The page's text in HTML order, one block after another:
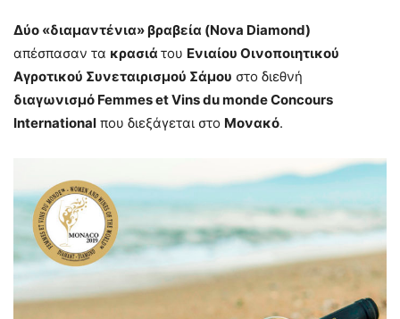
Δύο «διαμαντένια» βραβεία (Nova Diamond)
απέσπασαν τα κρασιά του Ενιαίου Οινοποιητικού
Αγροτικού Συνεταιρισμού Σάμου στο διεθνή
διαγωνισμό Femmes et Vins du monde Concours
International που διεξάγεται στο Μονακό.